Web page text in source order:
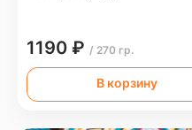
1190 ₽ / 270 гр.
В корзину